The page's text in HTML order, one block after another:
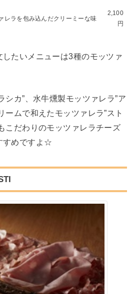
レラを包み込んだクリーミーな味
2,100
円
したいメニューは3種のモッツァ
シカ”、水牛燻製モッツァレラ”ア
ームで和えたモッツァレラ”スト
こだわりのモッツァレラチーズ
すめですよ☆